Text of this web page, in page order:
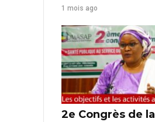
1 mois ago
2e Congrès de la